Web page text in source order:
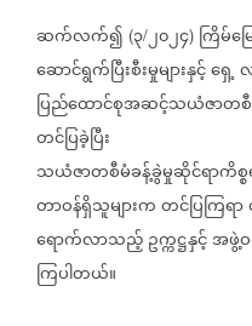
ဆက်လက်၍ (၃/၂၀၂၄) ကြိမ်မ
ဆောင်ရွက်ပြီးစီးမှုများနှင့်ရှေ့
ပြည်ထောင်စုအဆင့်သယံဇာတ
တင်ပြခဲ့ပြီး
သယံဇာတစီမံခန့်ခွဲမှုဆိုင်ရာကိစ္စ
တာဝန်ရှိသူများကတင်ပြကြရာ
ရောက်လာသည့်ဥက္ကဋ္ဌနှင့်အဖွဲ့ဝ
ကြပါတယ်။